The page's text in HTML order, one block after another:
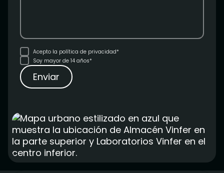
Acepto la política de privacidad*
Soy mayor de 14 años*